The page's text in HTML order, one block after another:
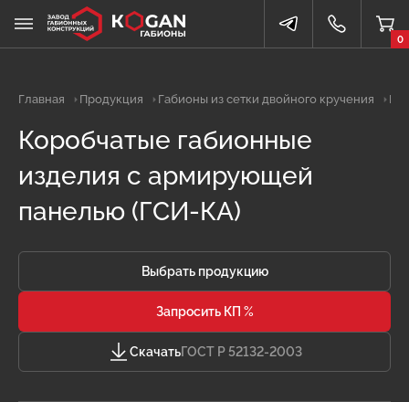
0
Главная Продукция Габионы из сетки двойного кручения
Коробчатые габионные
изделия с армирующей
панелью (ГСИ-КА)
Выбрать продукцию
Запросить КП %
СкачатьГОСТ Р 52132-2003